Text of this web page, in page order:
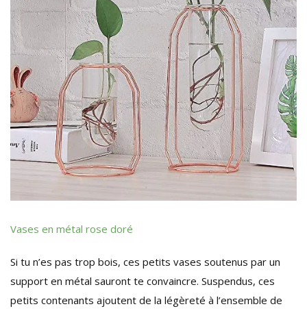
Vases en métal rose doré
Si tu n’es pas trop bois, ces petits vases soutenus par un
support en métal sauront te convaincre. Suspendus, ces
petits contenants ajoutent de la légèreté à l’ensemble de